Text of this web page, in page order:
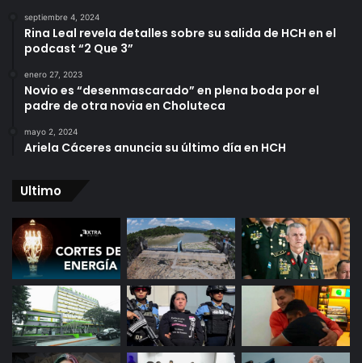
septiembre 4, 2024
Rina Leal revela detalles sobre su salida de HCH en el
podcast “2 Que 3”
enero 27, 2023
Novio es “desenmascarado” en plena boda por el
padre de otra novia en Choluteca
mayo 2, 2024
Ariela Cáceres anuncia su último día en HCH
Ultimo